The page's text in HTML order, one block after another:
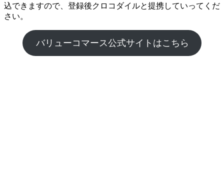
込できますので、登録後クロコダイルと提携していってくだ
さい。
バリューコマース公式サイトはこちら